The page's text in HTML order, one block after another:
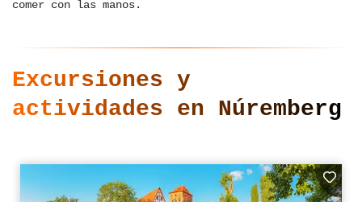
comer con las manos.
Excursiones y
actividades en Núremberg